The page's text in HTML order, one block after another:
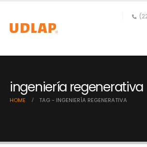
ingeniería regenerativa
HOME TAG - INGENIERÍA REGENERATIVA